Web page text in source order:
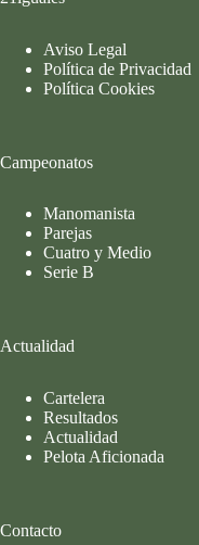
Aviso Legal
Política de Privacidad
Política Cookies
Campeonatos
Manomanista
Parejas
Cuatro y Medio
Serie B
Actualidad
Cartelera
Resultados
Actualidad
Pelota Aficionada
Contacto